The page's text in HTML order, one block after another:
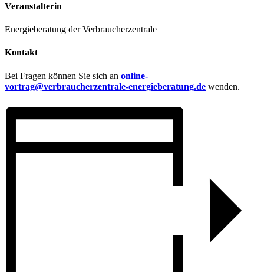
Veranstalterin
Energieberatung der Verbraucherzentrale
Kontakt
Bei Fragen können Sie sich an online-
vortrag@verbraucherzentrale-energieberatung.de wenden.